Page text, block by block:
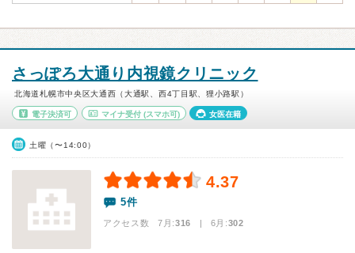
さっぽろ大通り内視鏡クリニック
北海道札幌市中央区大通西（大通駅、西4丁目駅、狸小路駅）
電子決済可 マイナ受付(スマホ可) 女医在籍
土曜（〜14:00）
4.37
5件
アクセス数 7月:316 | 6月:302